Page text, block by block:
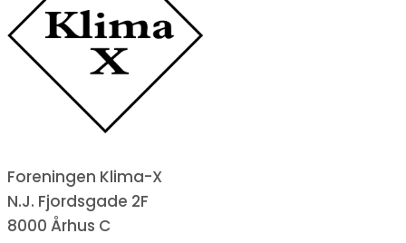
Foreningen Klima-X
N.J. Fjordsgade 2F
8000 Århus C